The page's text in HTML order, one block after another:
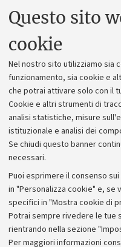
Questo sito
cookie
Nel nostro sito utilizziamo sia
funzionamento, sia cookie e
che potrai attivare solo con il
Cookie e altri strumenti di
analisi statistiche, misure
istituzionale e analisi dei
Se chiudi questo banner
necessari.
Puoi esprimere il consenso
in "Personalizza cookie" e, se
specifici in "Mostra cookie di
Potrai sempre rivedere le tue
rientrando nella sezione
Per maggiori informazioni
Bandi,